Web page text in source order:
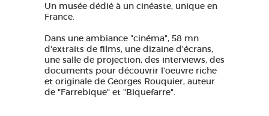
Un musée dédié à un cinéaste, unique en
France.
Dans une ambiance "cinéma", 58 mn
d'extraits de films, une dizaine d'écrans,
une salle de projection, des interviews, des
documents pour découvrir l'oeuvre riche
et originale de Georges Rouquier, auteur
de "Farrebique" et "Biquefarre".